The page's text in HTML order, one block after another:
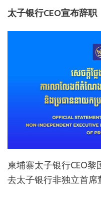
太子银行CEO宣布辞职
柬埔寨太子银行CEO黎
去太子银行非独立首席